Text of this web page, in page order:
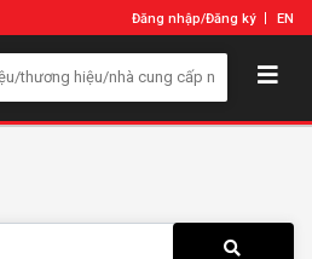
Đăng nhập/Đăng ký EN